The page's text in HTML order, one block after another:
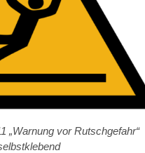
„Warnung vor Rutschgefahr“